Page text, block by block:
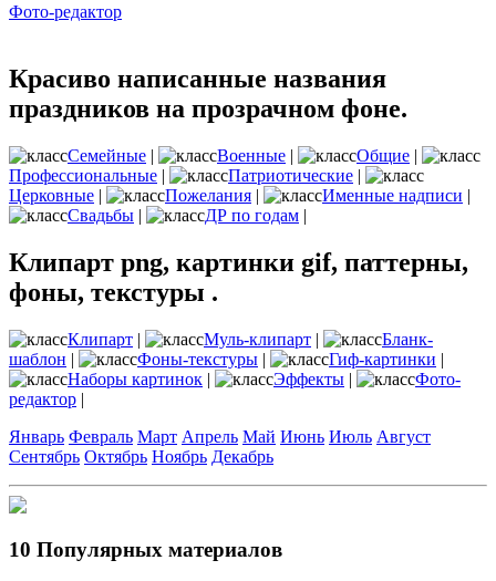
Фото-редактор
Красиво написанные названия
праздников на прозрачном фоне.
Семейные | Военные | Общие |
Профессиональные | Патриотические |
Церковные | Пожелания | Именные надписи |
Свадьбы | ДР по годам |
Клипарт png, картинки gif, паттерны,
фоны, текстуры .
Клипарт | Муль-клипарт |
Бланк-
шаблон | Фоны-текстуры | Гиф-картинки |
Наборы картинок | Эффекты |
Фото-
редактор |
Январь Февраль Март Апрель Май Июнь Июль Август
Сентябрь Октябрь Ноябрь Декабрь
10 Популярных материалов